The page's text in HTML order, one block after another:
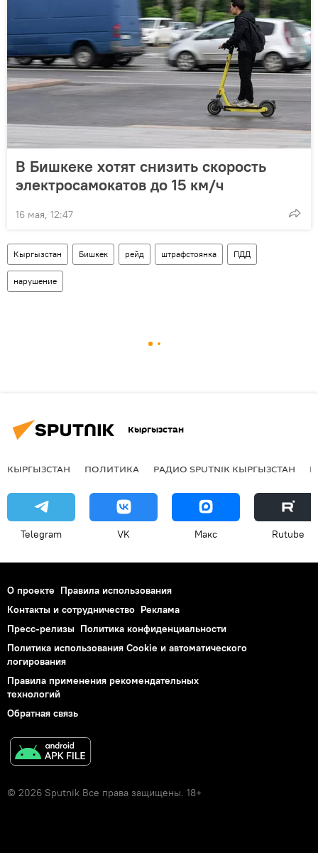
В Бишкеке хотят снизить скорость
электросамокатов до 15 км/ч
16 мая, 12:47
Кыргызстан Бишкек рейд штрафстоянка ПДД
нарушение
Кыргызстан
КЫРГЫЗСТАН ПОЛИТИКА РАДИО SPUTNIK КЫРГЫЗСТАН
Telegram VK Макс Rutube
О проекте Правила использования
Контакты и сотрудничество Реклама
Пресс-релизы Политика конфиденциальности
Политика использования Cookie и автоматического
логирования
Правила применения рекомендательных
технологий
Обратная связь
© 2026 Sputnik Все права защищены. 18+